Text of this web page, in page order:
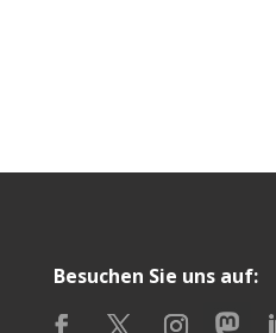
Besuchen Sie uns auf: